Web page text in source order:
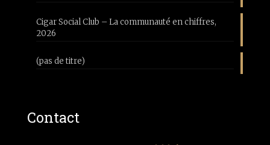
Cigar Social Club – La communauté en chiffres,
2026
(pas de titre)
Contact